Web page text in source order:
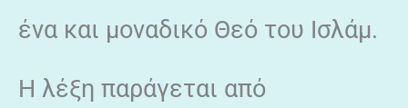
ένα και μοναδικό Θεό του Ισλάμ.
Η λέξη παράγεται από